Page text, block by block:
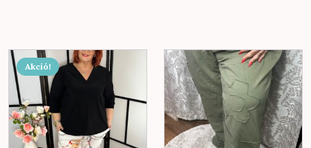
Akció!